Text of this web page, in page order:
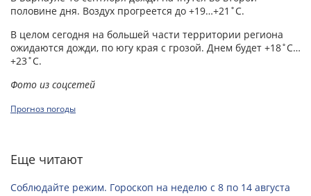
половине дня. Воздух прогреется до +19…+21˚С.
В целом сегодня на большей части территории региона
ожидаются дожди, по югу края с грозой. Днем будет +18˚С…
+23˚С.
Фото из соцсетей
Прогноз погоды
Еще читают
Соблюдайте режим. Гороскоп на неделю с 8 по 14 августа